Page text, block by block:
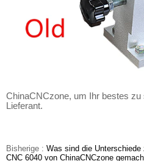
ChinaCNCzone, um Ihr bestes zu
Lieferant.
Bisherige : Was sind die Unterschiede
CNC 6040 von ChinaCNCzone